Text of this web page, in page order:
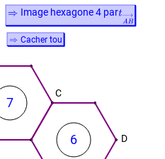
C
D
6
7
Image hexagone 4 par
Cacher tout